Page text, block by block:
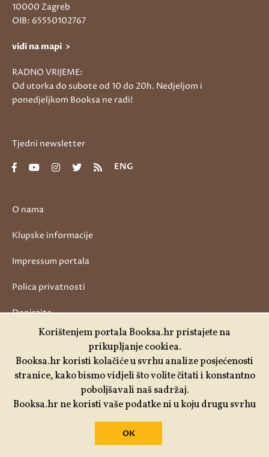
O nama
Klupske informacije
Impressum portala
Polica privatnosti
Donirajte
10000 Zagreb
OIB: 65550102767
vidi na mapi >
RADNO VRIJEME:
Od utorka do subote od 10 do 20h. Nedjeljom i
ponedjeljkom Booksa ne radi!
Tjedni newsletter
ENG
Korištenjem portala Booksa.hr pristajete na
prikupljanje cookiea.
Booksa.hr koristi kolačiće u svrhu analize posjećenosti
stranice, kako bismo vidjeli što volite čitati i konstantno
poboljšavali naš sadržaj.
Booksa.hr ne koristi vaše podatke ni u koju drugu svrhu
OK